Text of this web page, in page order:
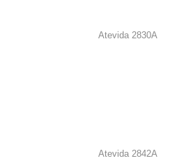
Atevida 2830A
Atevida 2842A